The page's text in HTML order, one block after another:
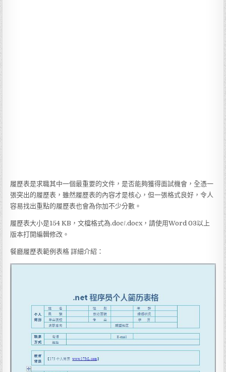
履歷表是求職其中一個最重要的文件，是否能夠獲得面試機會，全憑一
張突出的履歷表，雖然履歷表的內容才是核心，但一張格式良好，令人
容易找出重點的履歷表也會為你加不少分數。
履歷表大小是154 KB，文檔格式為.doc/.docx，請使用Word 03以上
版本打開編輯修改。
餐廳履歷表範例表格 詳細介紹：